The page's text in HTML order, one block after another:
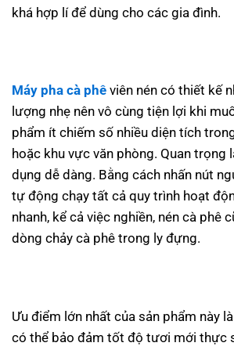
khá hợp lí để dùng cho các gia đình.
Máy pha cà phê viên nén có thiết kế
lượng nhẹ nên vô cùng tiện lợi khi
phẩm ít chiếm số nhiều diện tích
hoặc khu vực văn phòng. Quan trọng
dụng dễ dàng. Bằng cách nhấn nút
tự động chạy tất cả quy trình hoạt
nhanh, kể cả việc nghiền, nén cà phê
dòng chảy cà phê trong ly đựng.
Ưu điểm lớn nhất của sản phẩm này
có thể bảo đảm tốt độ tươi mới thực